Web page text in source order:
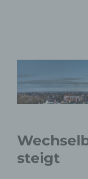
MP Mario
Training
steigt